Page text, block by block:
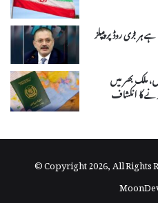
بڑی روڈ پر پیپلز
ملک بھر میں
کا انکشاف
© Copyright 2026, All Rights